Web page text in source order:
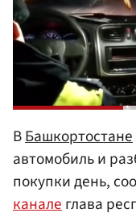
ВБашкортостане
автомобиль и
покупки день,
каналеглава